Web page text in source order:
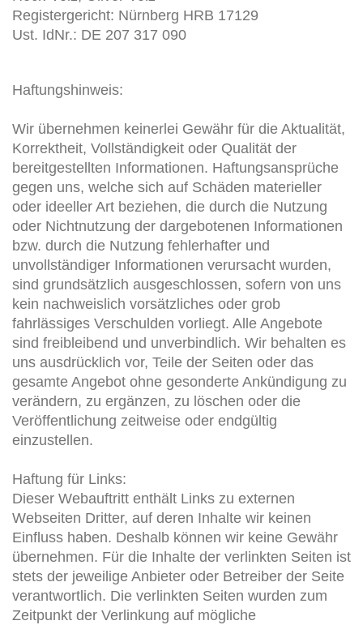
Registergericht: Nürnberg HRB 17129
Ust. IdNr.: DE 207 317 090
Haftungshinweis:
Wir übernehmen keinerlei Gewähr für die Aktualität,
Korrektheit, Vollständigkeit oder Qualität der
bereitgestellten Informationen. Haftungsansprüche
gegen uns, welche sich auf Schäden materieller
oder ideeller Art beziehen, die durch die Nutzung
oder Nichtnutzung der dargebotenen Informationen
bzw. durch die Nutzung fehlerhafter und
unvollständiger Informationen verursacht wurden,
sind grundsätzlich ausgeschlossen, sofern von uns
kein nachweislich vorsätzliches oder grob
fahrlässiges Verschulden vorliegt. Alle Angebote
sind freibleibend und unverbindlich. Wir behalten es
uns ausdrücklich vor, Teile der Seiten oder das
gesamte Angebot ohne gesonderte Ankündigung zu
verändern, zu ergänzen, zu löschen oder die
Veröffentlichung zeitweise oder endgültig
einzustellen.
Haftung für Links:
Dieser Webauftritt enthält Links zu externen
Webseiten Dritter, auf deren Inhalte wir keinen
Einfluss haben. Deshalb können wir keine Gewähr
übernehmen. Für die Inhalte der verlinkten Seiten ist
stets der jeweilige Anbieter oder Betreiber der Seite
verantwortlich. Die verlinkten Seiten wurden zum
Zeitpunkt der Verlinkung auf mögliche